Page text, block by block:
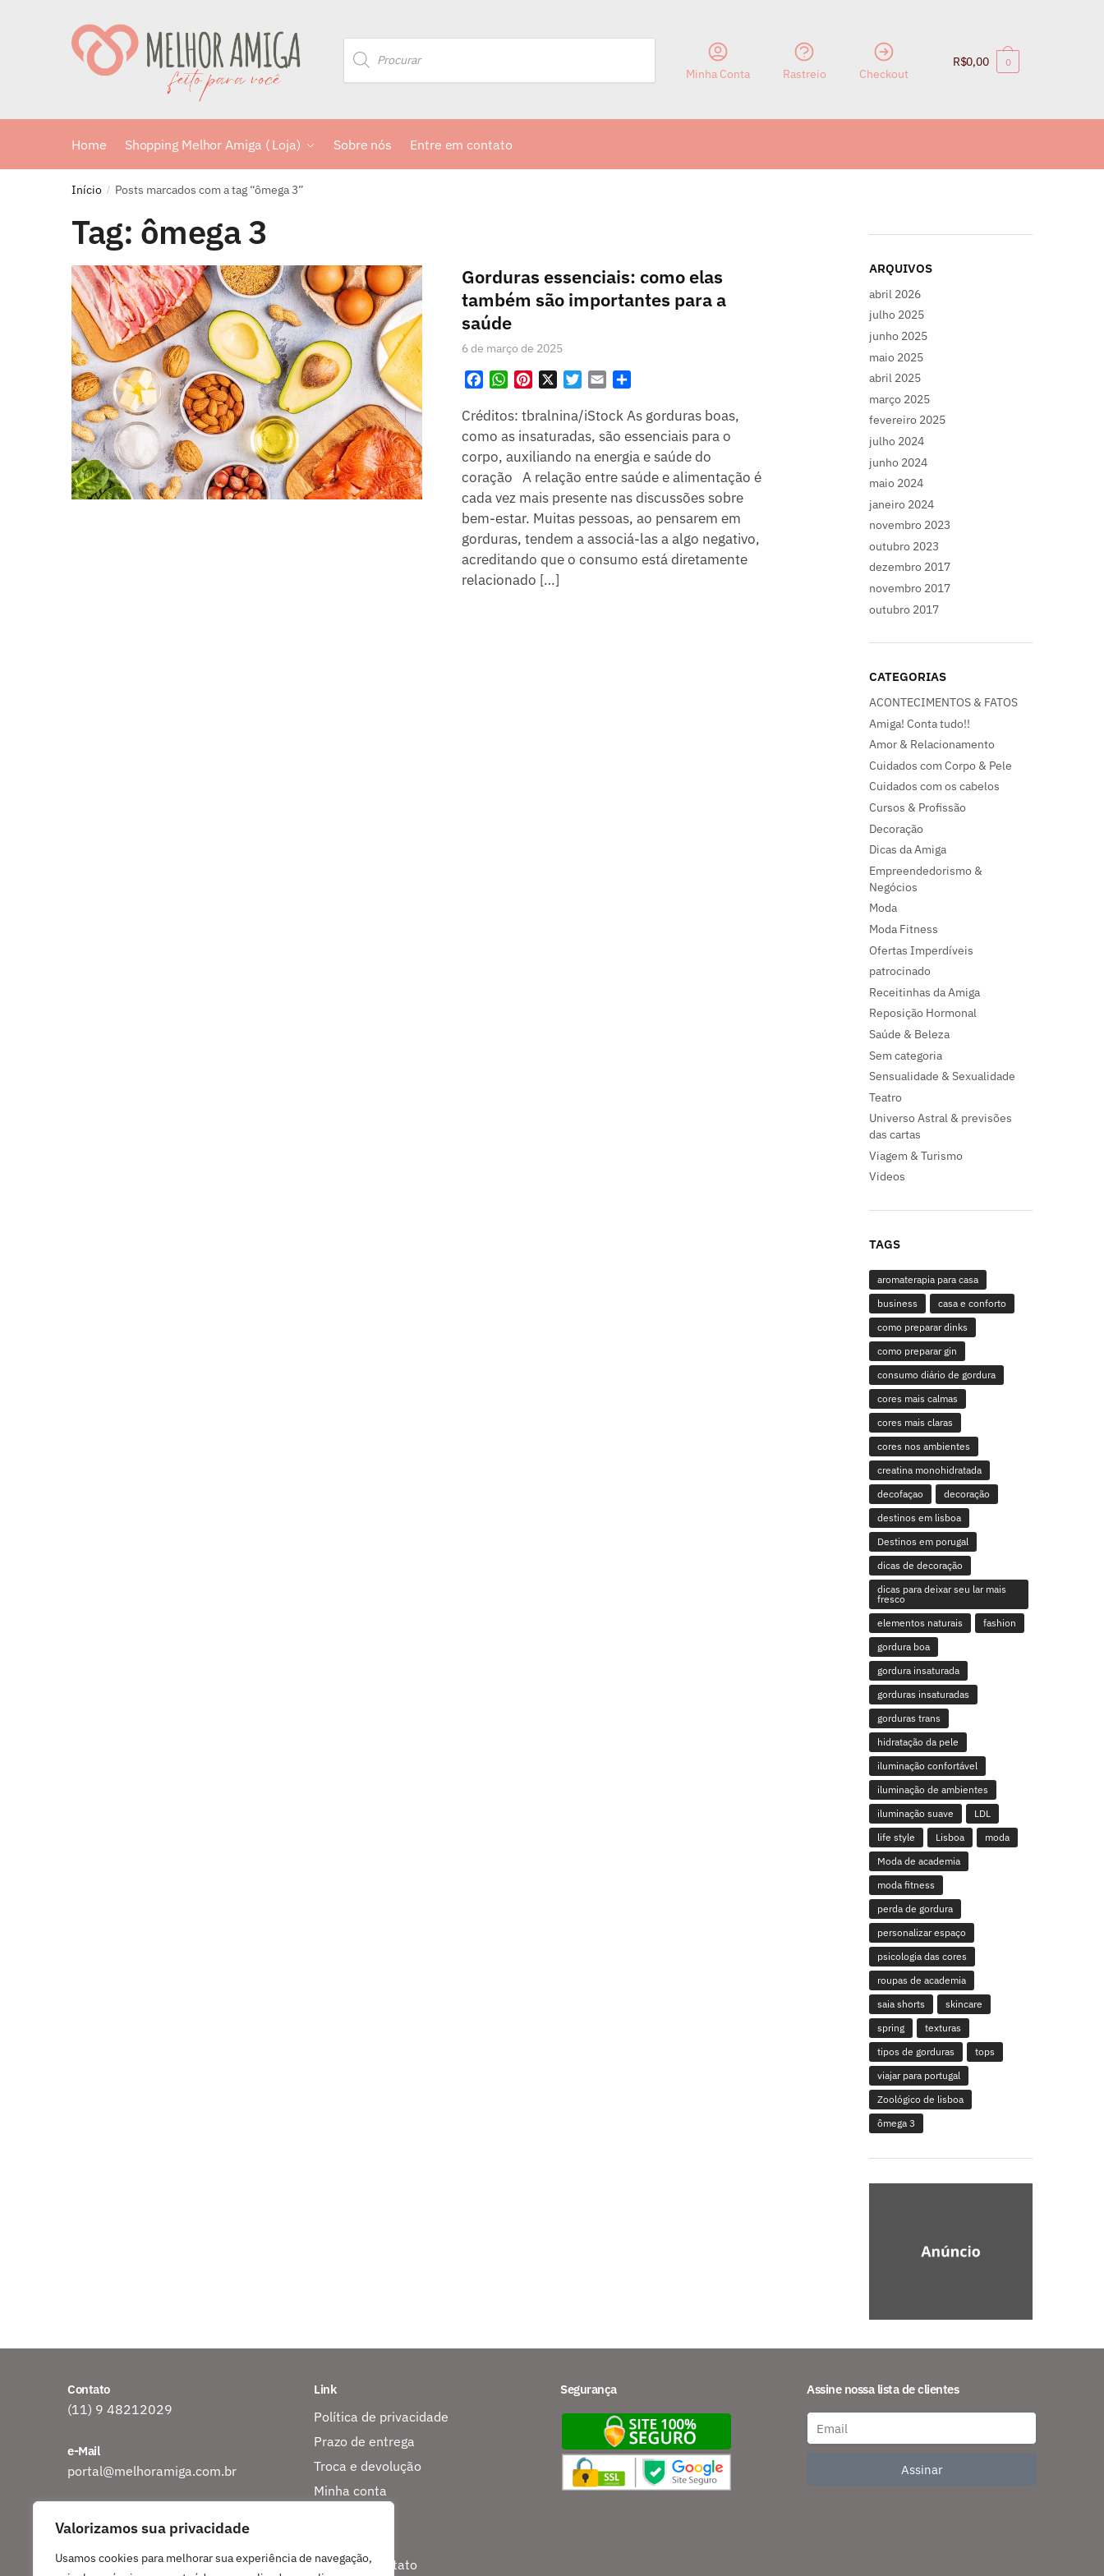
Valorizamos sua privacidade
Usamos cookies para melhorar sua experiência de navegação,
Minha Conta Rastreio Checkout
R$0,00 0
Home Shopping Melhor Amiga ( Loja) Sobre nós Entre em contato
Início / Posts marcados com a tag “ômega 3”
Tag: ômega 3
Gorduras essenciais: como elas
também são importantes para a
saúde
6 de março de 2025
c
e
b
o
k
W
a
t
s
p
n
t
e
s
t
i
t
t
a
i
l
a
r
e
Créditos: tbralnina/iStock As gorduras boas,
como as insaturadas, são essenciais para o
corpo, auxiliando na energia e saúde do
coração A relação entre saúde e alimentação é
cada vez mais presente nas discussões sobre
bem-estar. Muitas pessoas, ao pensarem em
gorduras, tendem a associá-las a algo negativo,
acreditando que o consumo está diretamente
relacionado […]
ARQUIVOS
abril 2026
julho 2025
junho 2025
maio 2025
abril 2025
março 2025
fevereiro 2025
julho 2024
junho 2024
maio 2024
janeiro 2024
novembro 2023
outubro 2023
dezembro 2017
novembro 2017
outubro 2017
CATEGORIAS
ACONTECIMENTOS & FATOS
Amiga! Conta tudo!!
Amor & Relacionamento
Cuidados com Corpo & Pele
Cuidados com os cabelos
Cursos & Profissão
Decoração
Dicas da Amiga
Empreendedorismo &
Negócios
Moda
Moda Fitness
Ofertas Imperdíveis
patrocinado
Receitinhas da Amiga
Reposição Hormonal
Saúde & Beleza
Sem categoria
Sensualidade & Sexualidade
Teatro
Universo Astral & previsões
das cartas
Viagem & Turismo
Videos
TAGS
aromaterapia para casa
business
casa e conforto
como preparar dinks
como preparar gin
consumo diário de gordura
cores mais calmas
cores mais claras
cores nos ambientes
creatina monohidratada
decofaçao
decoração
destinos em lisboa
Destinos em porugal
dicas de decoração
dicas para deixar seu lar mais
fresco
elementos naturais
fashion
gordura boa
gordura insaturada
gorduras insaturadas
gorduras trans
hidratação da pele
iluminação confortável
iluminação de ambientes
iluminação suave
LDL
life style
Lisboa
moda
Moda de academia
moda fitness
perda de gordura
personalizar espaço
psicologia das cores
roupas de academia
saia shorts
skincare
spring
texturas
tipos de gorduras
tops
viajar para portugal
Zoológico de lisboa
ômega 3
Contato
(11) 9 48212029
e-Mail
portal@melhoramiga.com.br
CEP 06807-440
Link
Política de privacidade
Prazo de entrega
Troca e devolução
Minha conta
Entre em contato
Segurança Assine nossa lista de clientes
Assinar